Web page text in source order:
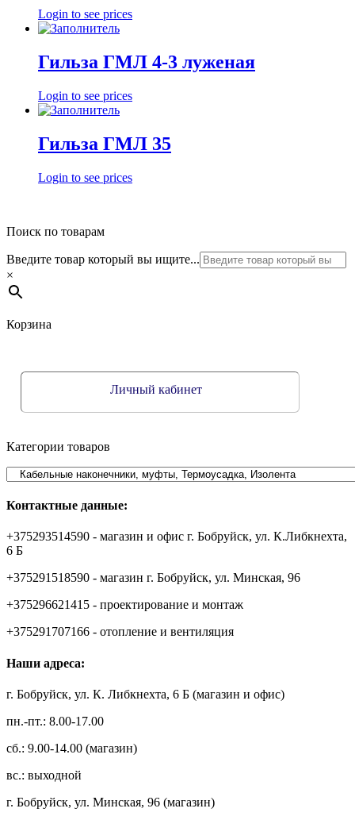
Login to see prices
Гильза ГМЛ 4-3 луженая
Login to see prices
Гильза ГМЛ 35
Login to see prices
Поиск по товарам
Введите товар который вы ищите...
×
Корзина
Личный кабинет
Категории товаров
Контактные данные:
+375293514590 - магазин и офис г. Бобруйск, ул. К.Либкнехта,
6 Б
+375291518590 - магазин г. Бобруйск, ул. Минская, 96
+375296621415 - проектирование и монтаж
+375291707166 - отопление и вентиляция
Наши адреса:
г. Бобруйск, ул. К. Либкнехта, 6 Б (магазин и офис)
пн.-пт.: 8.00-17.00
сб.: 9.00-14.00 (магазин)
вс.: выходной
г. Бобруйск, ул. Минская, 96 (магазин)